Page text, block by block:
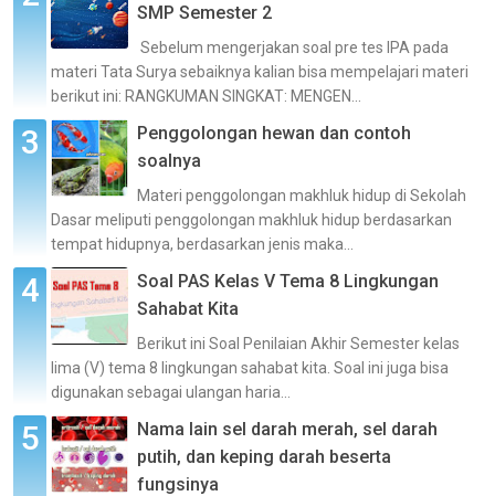
SMP Semester 2
Sebelum mengerjakan soal pre tes IPA pada
materi Tata Surya sebaiknya kalian bisa mempelajari materi
berikut ini: RANGKUMAN SINGKAT: MENGEN...
Penggolongan hewan dan contoh
soalnya
Materi penggolongan makhluk hidup di Sekolah
Dasar meliputi penggolongan makhluk hidup berdasarkan
tempat hidupnya, berdasarkan jenis maka...
Soal PAS Kelas V Tema 8 Lingkungan
Sahabat Kita
Berikut ini Soal Penilaian Akhir Semester kelas
lima (V) tema 8 lingkungan sahabat kita. Soal ini juga bisa
digunakan sebagai ulangan haria...
Nama lain sel darah merah, sel darah
putih, dan keping darah beserta
fungsinya